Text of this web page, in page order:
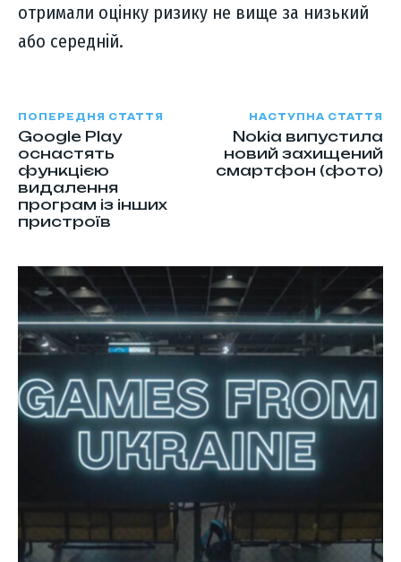
отримали оцінку ризику не вище за низький
або середній.
ПОПЕРЕДНЯ СТАТТЯ
Google Play
оснастять
функцією
видалення
програм із інших
пристроїв
НАСТУПНА СТАТТЯ
Nokia випустила
новий захищений
смартфон (фото)